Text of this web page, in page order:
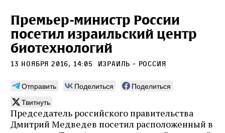
Премьер-министр России
посетил израильский центр
биотехнологий
13 ноября 2016, 14:05 Израиль - Россия
Отправить Поделиться
Поделиться
Твитнуть
Председатель российского правительства
Дмитрий Медведев посетил расположенный в